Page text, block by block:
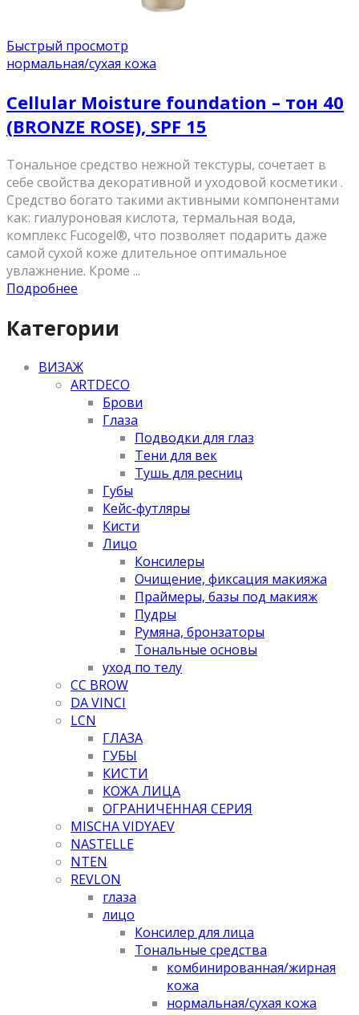
Быстрый просмотр
нормальная/cухая кожа
Cellular Moisture foundation – тон 40
(BRONZE ROSE), SPF 15
Тональное средство нежной текстуры, сочетает в
себе свойства декоративной и уходовой косметики .
Средство богато такими активными компонентами
как: гиалуроновая кислота, термальная вода,
комплекс Fucogel®, что позволяет подарить даже
самой сухой коже длительное оптимальное
увлажнение. Кроме ...
Подробнее
Категории
ВИЗАЖ
ARTDECO
Брови
Глаза
Подводки для глаз
Тени для век
Тушь для ресниц
Губы
Кейс-футляры
Кисти
Лицо
Консилеры
Очищение, фиксация макияжа
Праймеры, базы под макияж
Пудры
Румяна, бронзаторы
Тональные основы
уход по телу
CC BROW
DA VINCI
LCN
ГЛАЗА
ГУБЫ
КИСТИ
КОЖА ЛИЦА
ОГРАНИЧЕННАЯ СЕРИЯ
MISCHA VIDYAEV
NASTELLE
NTEN
REVLON
глаза
лицо
Консилер для лица
Тональные средства
комбинированная/жирная
кожа
нормальная/cухая кожа